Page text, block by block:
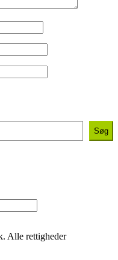
Søg
Alle rettigheder